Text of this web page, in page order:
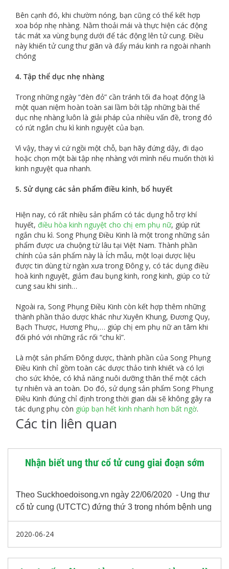
Bên cạnh đó, khi chườm nóng, bạn cũng có thể kết hợp
xoa bóp nhẹ nhàng. Nằm thoải mái và thực hiện các động
tác mát xa vùng bụng dưới để tác động lên tử cung. Điều
này khiến tử cung thư giãn và đẩy máu kinh ra ngoài nhanh
chóng
4. Tập thể dục nhẹ nhàng
Trong những ngày “đèn đỏ” cần tránh tối đa hoạt động là
một quan niệm hoàn toàn sai lầm bởi tập những bài thể
dục nhẹ nhàng luôn là giải pháp của nhiều vấn đề, trong đó
có rút ngắn chu kì kinh nguyệt của bạn.
Vì vậy, thay vì cứ ngồi một chỗ, bạn hãy đứng dậy, đi dạo
hoặc chọn một bài tập nhẹ nhàng với mình nếu muốn thời kì
kinh nguyệt qua nhanh.
5. Sử dụng các sản phẩm điều kinh, bổ huyết
Hiện nay, có rất nhiều sản phẩm có tác dụng hỗ trợ khí
huyết, điều hòa kinh nguyệt cho chị em phụ nữ, giúp rút
ngắn chu kì. Song Phụng Điều Kinh là một trong những sản
phẩm được ưa chuộng từ lâu tại Việt Nam. Thành phần
chính của sản phẩm này là Ích mẫu, một loại dược liệu
được tin dùng từ ngàn xưa trong Đông y, có tác dụng điều
hoà kinh nguyệt, giảm đau bụng kinh, rong kinh, giúp co tử
cung sau khi sinh…
Ngoài ra, Song Phụng Điều Kinh còn kết hợp thêm những
thành phần thảo dược khác như Xuyên Khung, Đương Quy,
Bạch Thược, Hương Phụ,… giúp chị em phụ nữ an tâm khi
đối phó với những rắc rối “chu kì”.
Là một sản phẩm Đông dược, thành phần của Song Phụng
Điều Kinh chỉ gồm toàn các dược thảo tinh khiết và có lợi
cho sức khỏe, có khả năng nuôi dưỡng thân thể một cách
tự nhiên và an toàn. Do đó, sử dụng sản phẩm Song Phụng
Điều Kinh đúng chỉ định trong thời gian dài sẽ không gây ra
tác dụng phụ còn giúp bạn hết kinh nhanh hơn bất ngờ.
Các tin liên quan
Nhận biết ung thư cổ tử cung giai đoạn sớm
Theo Suckhoedoisong.vn ngày 22/06/2020 - Ung thư
cổ tử cung (UTCTC) đứng thứ 3 trong nhóm bệnh ung
thư gây tử vong cao nhất ở nữ giới, sau ung thư vú và
ung thư buồng trứng.
2020-06-24